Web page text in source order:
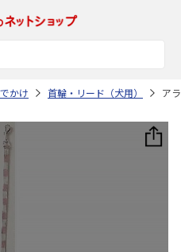
かけ 首輪・リード（犬用） ア